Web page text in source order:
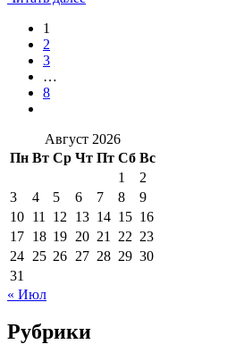
1
2
3
…
8
Август 2026
Пн Вт Ср Чт Пт Сб Вс
1
2
3
4 5 6 7 8
9
10 11 12 13 14 15 16
17 18 19 20 21 22 23
24 25 26 27 28 29 30
31
« Июл
Рубрики